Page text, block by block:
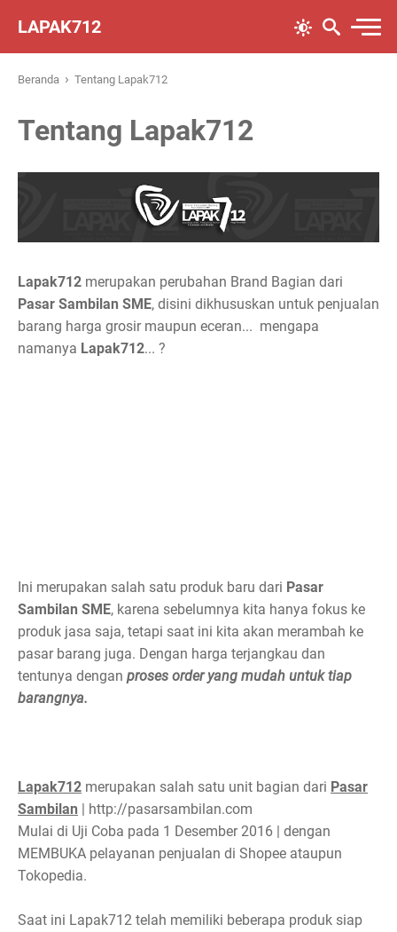
LAPAK712
Beranda › Tentang Lapak712
Tentang Lapak712
Lapak712 merupakan perubahan Brand Bagian dari
Pasar Sambilan SME, disini dikhususkan untuk penjualan
barang harga grosir maupun eceran... mengapa
namanya Lapak712... ?
Ini merupakan salah satu produk baru dari Pasar
Sambilan SME, karena sebelumnya kita hanya fokus ke
produk jasa saja, tetapi saat ini kita akan merambah ke
pasar barang juga. Dengan harga terjangkau dan
tentunya dengan proses order yang mudah untuk tiap
barangnya.
Lapak712 merupakan salah satu unit bagian dari Pasar
Sambilan | http://pasarsambilan.com
Mulai di Uji Coba pada 1 Desember 2016 | dengan
MEMBUKA pelayanan penjualan di Shopee ataupun
Tokopedia.
Saat ini Lapak712 telah memiliki beberapa produk siap